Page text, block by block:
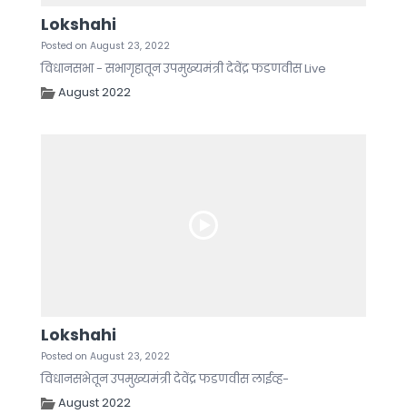
Lokshahi
Posted on August 23, 2022
विधानसभा - सभागृहातून उपमुख्यमंत्री देवेंद्र फडणवीस Live
August 2022
Lokshahi
Posted on August 23, 2022
विधानसभेतून उपमुख्यमंत्री देवेंद्र फडणवीस लाईव्ह-
August 2022